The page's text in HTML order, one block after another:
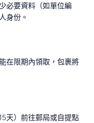
必要資料（如單位編
身份。
在限期內領取，包裹將
天）前往郵局或自提點